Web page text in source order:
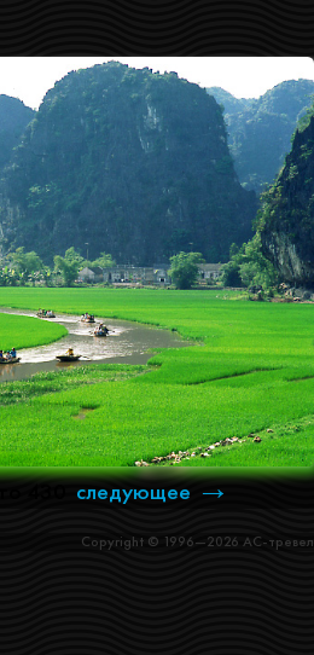
следующее→
Copyright © 1996—2026 АС-тревел